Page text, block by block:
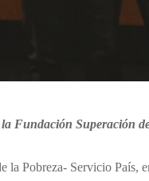
Fundación Superación
la Pobreza- Servicio